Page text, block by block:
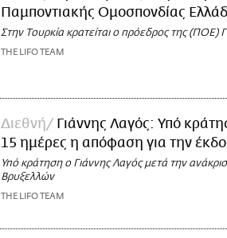
Παμποντιακής Ομοσπονδίας
Στην Τουρκία κρατείται ο πρόεδρος της (ΠΟΕ)
THE LIFO TEAM
Διεθνή
Γιάννης Λαγός: Υπό
15 ημέρες η απόφαση για την
Υπό κράτηση ο Γιάννης Λαγός μετά την
Βρυξελλών
THE LIFO TEAM